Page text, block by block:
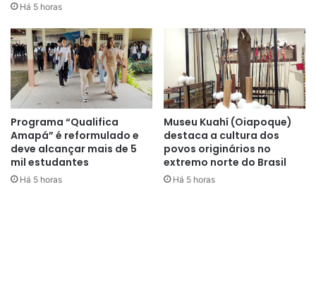
Há 5 horas
Programa “Qualifica
Amapá” é reformulado e
deve alcançar mais de 5
mil estudantes
Há 5 horas
Museu Kuahí (Oiapoque)
destaca a cultura dos
povos originários no
extremo norte do Brasil
Há 5 horas